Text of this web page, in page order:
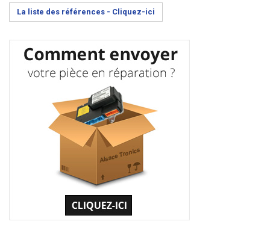
La liste des références - Cliquez-ici